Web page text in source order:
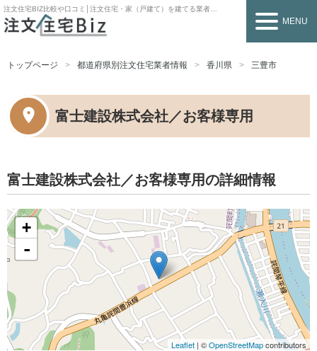
注文住宅BIZ比較や口コミ│注文住宅・家（戸建て）を建てる業者を探すなら
MENU
トップページ 都道府県別注文住宅業者情報 香川県 三豊市
富士建設株式会社／お客様専用
富士建設株式会社／お客様専用の詳細情報
+
-
Leaflet | ©OpenStreetMapcontributors